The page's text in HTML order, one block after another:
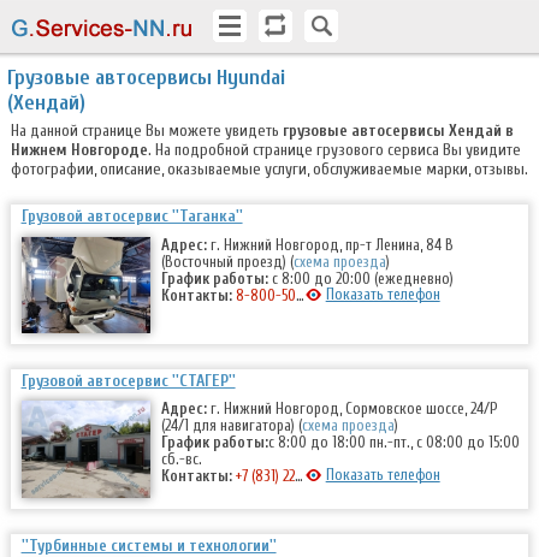
Грузовые автосервисы Hyundai
(Хендай)
На данной странице Вы можете увидеть грузовые автосервисы Хендай в
Нижнем Новгороде. На подробной странице грузового сервиса Вы увидите
фотографии, описание, оказываемые услуги, обслуживаемые марки, отзывы.
Грузовой автосервис ''Таганка''
Адрес: г. Нижний Новгород, пр-т Ленина, 84 В
(Восточный проезд) (схема проезда)
График работы: с 8:00 до 20:00 (ежедневно)
Контакты: 8-800-500-7-111 Показать телефон
Грузовой автосервис ''СТАГЕР''
Адрес: г. Нижний Новгород, Сормовское шоссе, 24/Р
(24/1 для навигатора) (схема проезда)
График работы:с 8:00 до 18:00 пн.-пт., с 08:00 до 15:00
сб.-вс.
Контакты: +7 (831) 228-01-08 Показать телефон
''Турбинные системы и технологии''